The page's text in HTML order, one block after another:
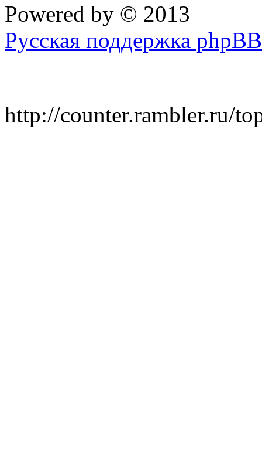
Powered by © 2013
Русская поддержка phpBB
http://counter.rambler.ru/